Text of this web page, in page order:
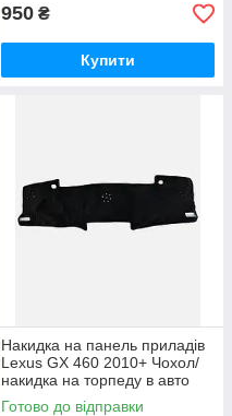
950 ₴
Купити
Накидка на панель приладів
Lexus GX 460 2010+ Чохол/
накидка на торпеду в авто
Лексус
Готово до відправки